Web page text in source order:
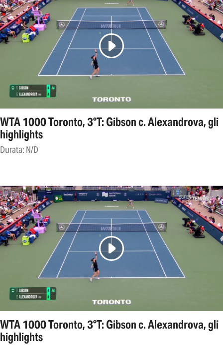
WTA 1000 Toronto, 3°T: Gibson c. Alexandrova, gli
highlights
Durata: N/D
WTA 1000 Toronto, 3°T: Gibson c. Alexandrova, gli
highlights